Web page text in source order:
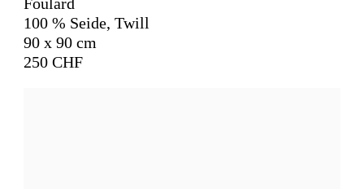
100 % Seide, Twill
90 x 90 cm
250 CHF